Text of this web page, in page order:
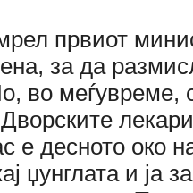
првиот
за да
во меѓувреме,
е десното око
џунглата и ја